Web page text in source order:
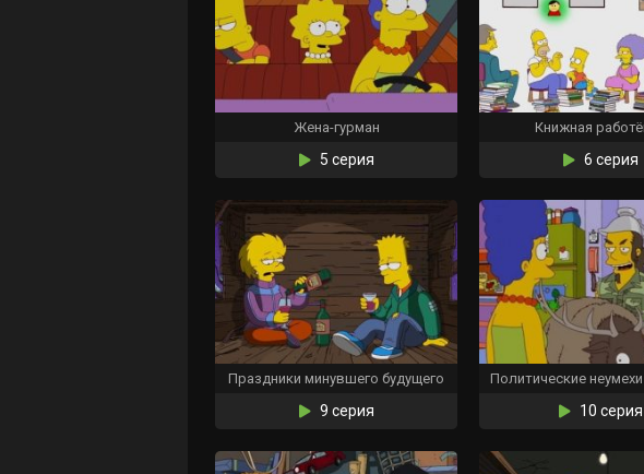
Жена-гурман
5 серия
Книжная
6 серия
Праздники минувшего будущего
9 серия 10 серия